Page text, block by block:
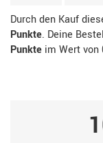
Durch den Kauf
Punkte. Deine
Punkte im Wert von